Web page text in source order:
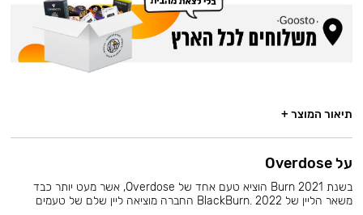
תיאור המוצר +
על Overdose
בשנת 2021 Burn הוציא טעם אחד של Overdose, אשר מעט יותר כבד
משאר הליין של BlackBurn. 2022 החברה מוציאה ליין שלם של טעמים